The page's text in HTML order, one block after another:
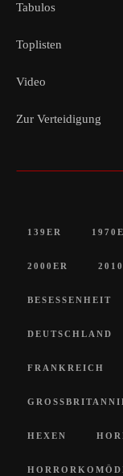
Tabulos
Toplisten
Video
Zur Verteidigung
139ER
2000ER
BESESSENHEIT
DEUTSCHLAND
FRANKREICH
HEXEN